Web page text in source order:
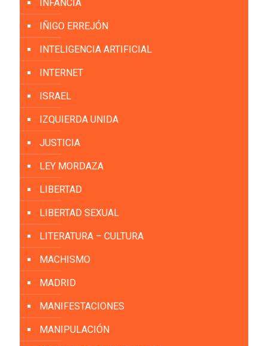
INFANCIA
IÑIGO ERREJÓN
INTELIGENCIA ARTIFICIAL
INTERNET
ISRAEL
IZQUIERDA UNIDA
JUSTICIA
LEY MORDAZA
LIBERTAD
LIBERTAD SEXUAL
LITERATURA – CULTURA
MACHISMO
MADRID
MANIFESTACIONES
MANIPULACIÓN